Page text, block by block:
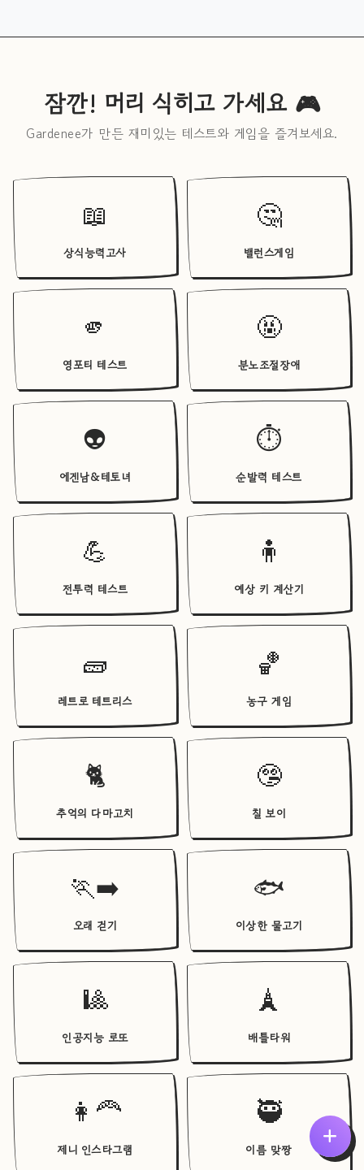
잠깐! 머리 식히고 가세요 🎮
Gardenee가 만든 재미있는 테스트와 게임을 즐겨보세요.
📖
상식능력고사
🤔
밸런스게임
🫵
영포티 테스트
🤬
분노조절장애
👽
에겐남&테토녀
⏱️
순발력 테스트
💪
전투력 테스트
🧍
예상 키 계산기
🧱
레트로 테트리스
🏀
농구 게임
🐈
추억의 다마고치
🤥
칠 보이
🏃‍➡️
오래 걷기
🐟
이상한 물고기
🎱
인공지능 로또
🗼
배틀타워
👩‍🦰
제니 인스타그램
🥷
이름 맞짱